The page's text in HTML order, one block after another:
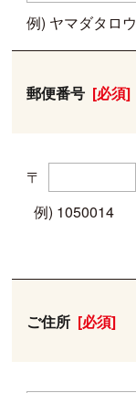
例) ヤマダタロウ
郵便番号 [必須]
〒
例) 1050014
ご住所 [必須]